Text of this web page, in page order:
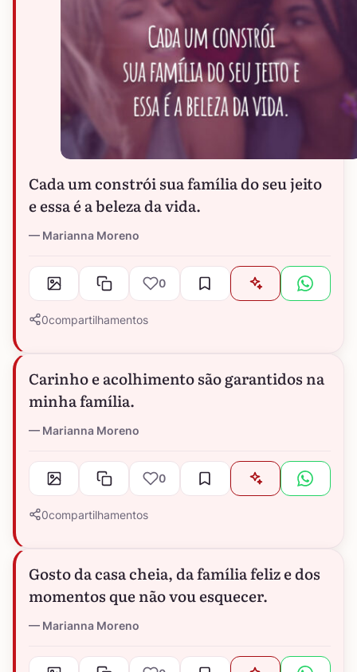
Cada um constrói sua família do seu jeito
e essa é a beleza da vida.
Marianna Moreno
0
0compartilhamentos
Carinho e acolhimento são garantidos na
minha família.
Marianna Moreno
0
0compartilhamentos
Gosto da casa cheia, da família feliz e dos
momentos que não vou esquecer.
Marianna Moreno